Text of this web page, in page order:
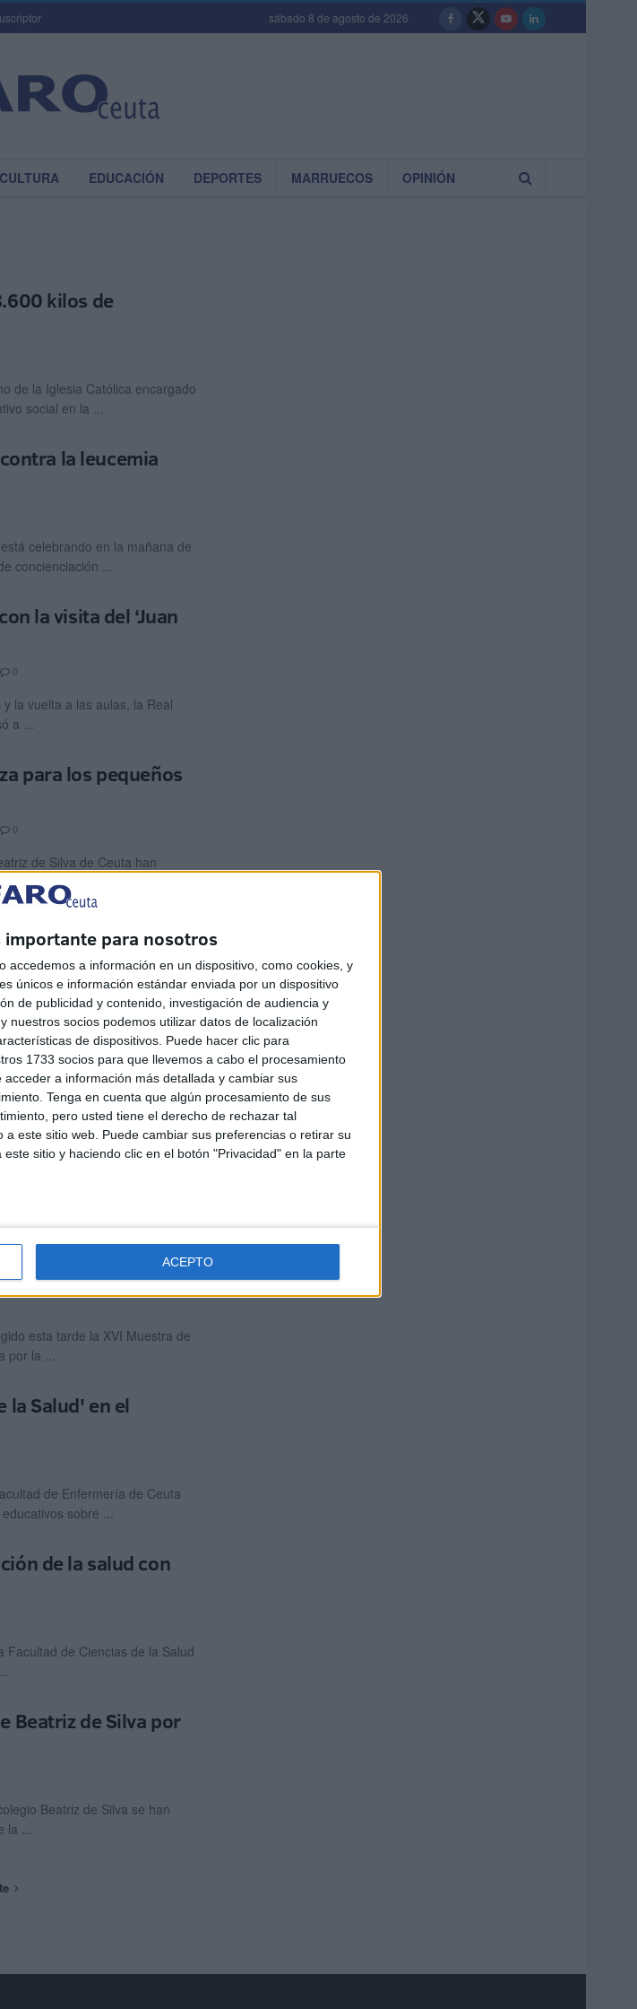
importante para nosotros
accedemos a información en un dispositivo, como cookies, y
únicos e información estándar enviada por un dispositivo
de publicidad y contenido, investigación de audiencia y
nuestros socios podemos utilizar datos de localización
de dispositivos. Puede hacer clic para
1733 socios para que llevemos a cabo el procesamiento
a información más detallada y cambiar sus
Tenga en cuenta que algún procesamiento de sus
pero usted tiene el derecho de rechazar tal
este sitio web. Puede cambiar sus preferencias o retirar su
sitio y haciendo clic en el botón "Privacidad" en la parte
ACEPTO
sábado 8 de agosto de 2026
CULTURA EDUCACIÓN DEPORTES MARRUECOS OPINIÓN
kilos de
de la Iglesia Católica encargado
social en la ...
la leucemia
celebrando en la mañana de
concienciación ...
la visita del ‘Juan
0
la vuelta a las aulas, la Real
a ...
para los pequeños
0
de Silva de Ceuta han
comienzo en ...
con todas las
caballas de categoría nacional
Así ...
organiza una
(AMPA) del Colegio
el espíritu de la
esta tarde la XVI Muestra de
por la ...
la Salud' en el
de Enfermería de Ceuta
sobre ...
de la salud con
de Ciencias de la Salud
Beatriz de Silva por
Beatriz de Silva se han
la ...